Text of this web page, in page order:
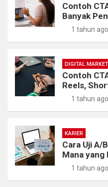
Contoh
Banyak
1 tahun ago
DIGITAL
Contoh
Reels,
1 tahun ago
KARIER
Cara Uji A/
Mana
1 tahun ago